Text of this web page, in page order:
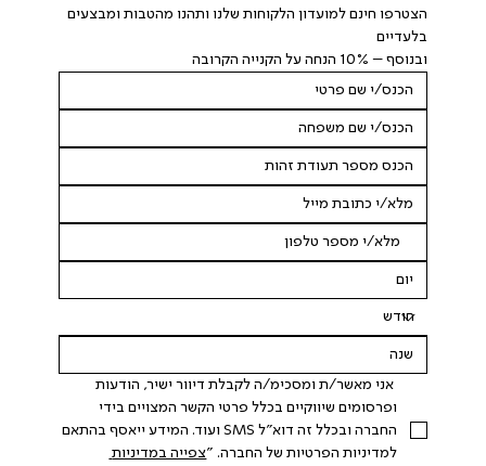
הצטרפו חינם למועדון הלקוחות שלנו ותהנו מהטבות ומבצעים
בלעדיים
ובנוסף – 10% הנחה על הקנייה הקרובה
אני מאשר/ת ומסכימ/ה לקבלת דיוור ישיר, הודעות
החברה ובכלל זה דוא"ל SMS ועוד. המידע ייאסף בהתאם
למדיניות הפרטיות של החברה. "
צפייה במדיניות